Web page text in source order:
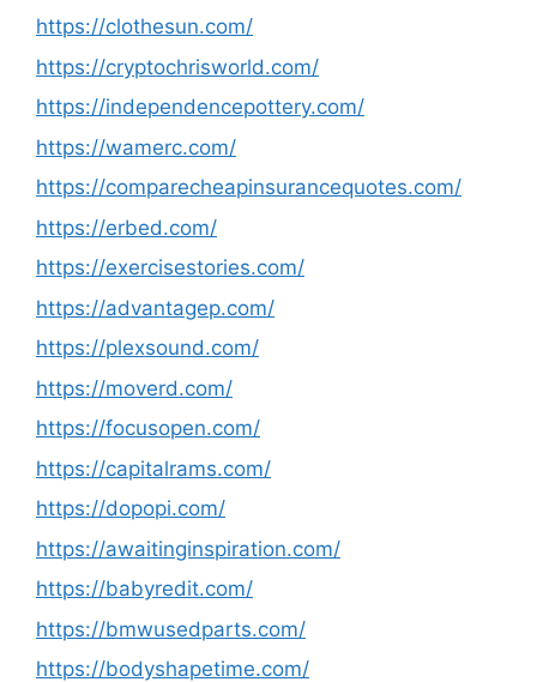
https://clothesun.com/
https://cryptochrisworld.com/
https://independencepottery.com/
https://wamerc.com/
https://comparecheapinsurancequotes.com/
https://erbed.com/
https://exercisestories.com/
https://advantagep.com/
https://plexsound.com/
https://moverd.com/
https://focusopen.com/
https://capitalrams.com/
https://dopopi.com/
https://awaitinginspiration.com/
https://babyredit.com/
https://bmwusedparts.com/
https://bodyshapetime.com/